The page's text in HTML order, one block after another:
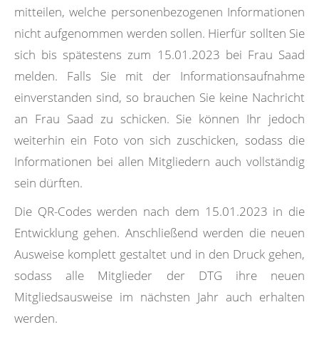
mitteilen, welche personenbezogenen Informationen
nicht aufgenommen werden sollen. Hierfür sollten Sie
sich bis spätestens zum 15.01.2023 bei Frau Saad
melden. Falls Sie mit der Informationsaufnahme
einverstanden sind, so brauchen Sie keine Nachricht
an Frau Saad zu schicken. Sie können Ihr jedoch
weiterhin ein Foto von sich zuschicken, sodass die
Informationen bei allen Mitgliedern auch vollständig
sein dürften.
Die QR-Codes werden nach dem 15.01.2023 in die
Entwicklung gehen. Anschließend werden die neuen
Ausweise komplett gestaltet und in den Druck gehen,
sodass alle Mitglieder der DTG ihre neuen
Mitgliedsausweise im nächsten Jahr auch erhalten
werden.